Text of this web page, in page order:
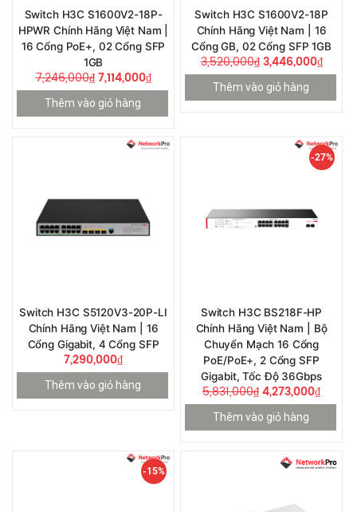
Switch H3C S1600V2-18P-
HPWR Chính Hãng Việt Nam |
16 Cổng PoE+, 02 Cổng SFP
1GB
7,246,000₫7,114,000₫
Thêm vào giỏ hàng
Switch H3C S1600V2-18P
Chính Hãng Việt Nam | 16
Cổng GB, 02 Cổng SFP 1GB
3,520,000₫3,446,000₫
Thêm vào giỏ hàng
Switch H3C S5120V3-20P-LI
Chính Hãng Việt Nam | 16
Cổng Gigabit, 4 Cổng SFP
7,290,000₫
Thêm vào giỏ hàng
-27%
Switch H3C BS218F-HP
Chính Hãng Việt Nam | Bộ
Chuyển Mạch 16 Cổng
PoE/PoE+, 2 Cổng SFP
Gigabit, Tốc Độ 36Gbps
5,831,000₫4,273,000₫
Thêm vào giỏ hàng
-15%